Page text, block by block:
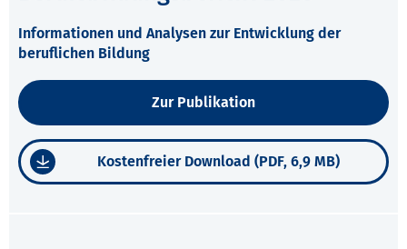
Informationen und Analysen zur Entwicklung der
beruflichen Bildung
Zur Publikation
Kostenfreier Download (PDF, 6,9 MB)